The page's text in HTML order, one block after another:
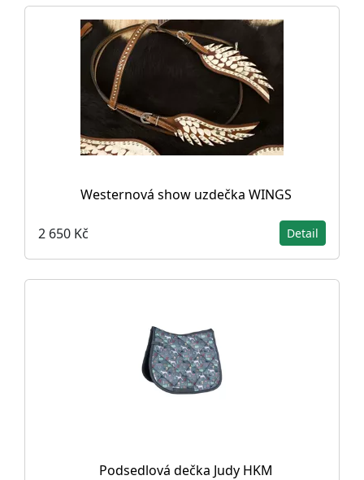
Westernová show uzdečka WINGS
2 650 Kč Detail
Podsedlová dečka Judy HKM